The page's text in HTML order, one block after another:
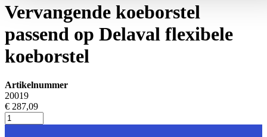
Vervangende koeborstel
passend op Delaval flexibele
koeborstel
Artikelnummer
20019
€ 287,09